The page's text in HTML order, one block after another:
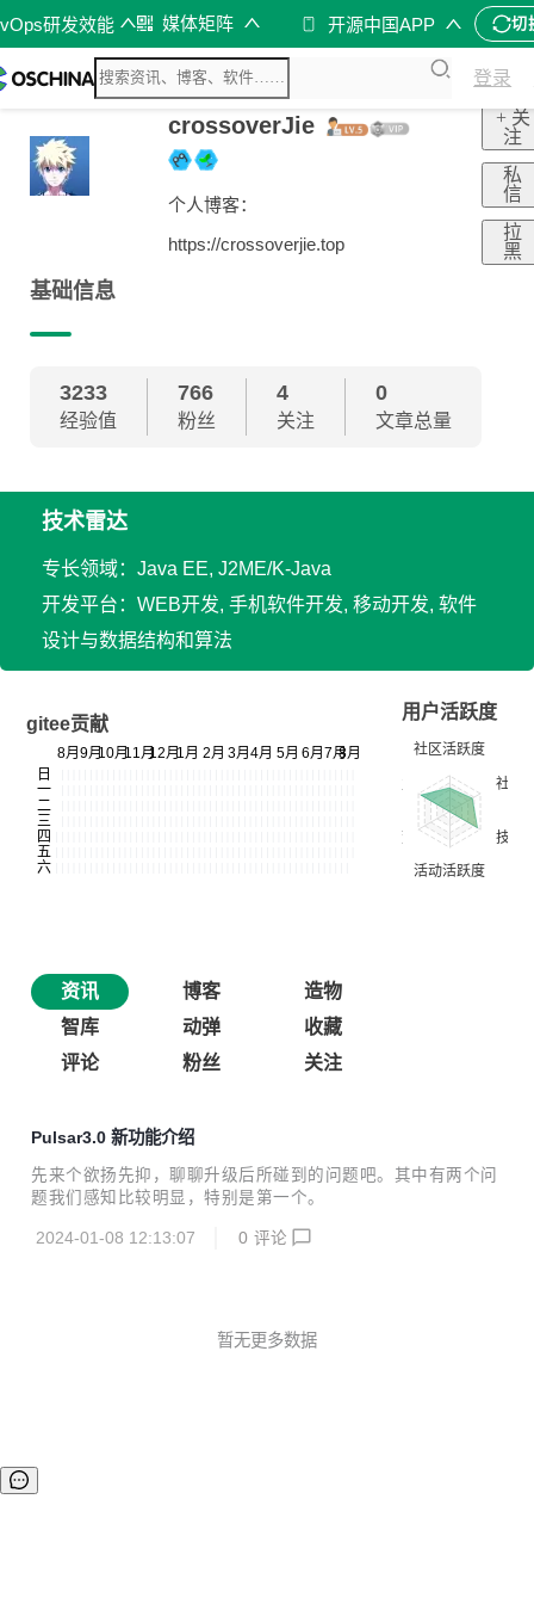
研发效能 媒体矩阵 开源中国APP 切
登录
crossoverJie
个人博客：
https://crossoverjie.top
+ 关
注
私
信
拉
黑
基础信息
3233
经验值
766
粉丝
4
关注
0
文章总量
技术雷达
专长领域：Java EE, J2ME/K-Java
开发平台：WEB开发, 手机软件开发, 移动开发, 软件
设计与数据结构和算法
gitee贡献
用户活跃度
资讯 博客
造物
智库
动弹
收藏
评论
粉丝 关注
Pulsar3.0 新功能介绍
先来个欲扬先抑，聊聊升级后所碰到的问题吧。其中有两个问
题我们感知比较明显，特别是第一个。
2024-01-08 12:13:07 0 评论
暂无更多数据